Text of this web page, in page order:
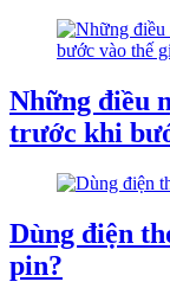
Những điều
trước khi
Dùng điện
pin?